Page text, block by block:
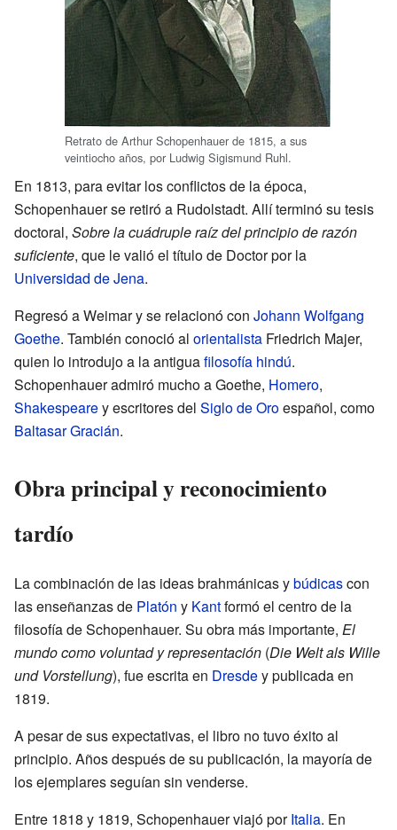
Retrato de Arthur Schopenhauer de 1815, a sus
veintiocho años, por Ludwig Sigismund Ruhl.
En 1813, para evitar los conflictos de la época,
Schopenhauer se retiró a Rudolstadt. Allí terminó su tesis
doctoral, Sobre la cuádruple raíz del principio de razón
suficiente, que le valió el título de Doctor por la
Universidad de Jena.
Regresó a Weimar y se relacionó con Johann Wolfgang
Goethe. También conoció al orientalista Friedrich Majer,
quien lo introdujo a la antiguafilosofía hindú.
Schopenhauer admiró mucho a Goethe, Homero,
Shakespearey escritores del Siglo de Oroespañol, como
Baltasar Gracián.
Obra principal y reconocimiento
tardío
La combinación de las ideas brahmánicas ybúdicascon
las enseñanzas de Platón y Kantformó el centro de la
filosofía de Schopenhauer. Su obra más importante, El
mundo como voluntad y representación (Die Welt als Wille
und Vorstellung), fue escrita en Dresdey publicada en
1819.
A pesar de sus expectativas, el libro no tuvo éxito al
principio. Años después de su publicación, la mayoría de
los ejemplares seguían sin venderse.
Entre 1818 y 1819, Schopenhauer viajó porItalia. En